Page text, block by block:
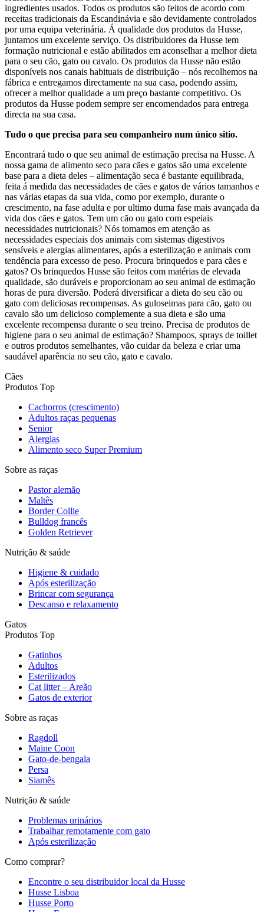
ingredientes usados. Todos os produtos são feitos de acordo com
receitas tradicionais da Escandinávia e são devidamente controlados
por uma equipa veterinária. Á qualidade dos produtos da Husse,
juntamos um excelente serviço. Os distribuidores da Husse tem
formação nutricional e estão abilitados em aconselhar a melhor dieta
para o seu cão, gato ou cavalo. Os produtos da Husse não estão
disponíveis nos canais habituais de distribuição – nós recolhemos na
fábrica e entregamos directamente na sua casa, podendo assim,
ofrecer a melhor qualidade a um preço bastante competitivo. Os
produtos da Husse podem sempre ser encomendados para entrega
directa na sua casa.
Tudo o que precisa para seu companheiro num único sitio.
Encontrará tudo o que seu animal de estimação precisa na Husse. A
nossa gama de alimento seco para cães e gatos são uma excelente
base para a dieta deles – alimentação seca é bastante equilibrada,
feita á medida das necessidades de cães e gatos de vários tamanhos e
nas várias etapas da sua vida, como por exemplo, durante o
crescimento, na fase adulta e por ultimo duma fase mais avançada da
vida dos cães e gatos. Tem um cão ou gato com espeiais
necessidades nutricionais? Nós tomamos em atenção as
necessidades especiais dos animais com sistemas digestivos
sensíveis e alergias alimentares, após a esterilização e animais com
tendência para excesso de peso. Procura brinquedos e para cães e
gatos? Os brinquedos Husse são feitos com matérias de elevada
qualidade, são duráveis e proporcionam ao seu animal de estimação
horas de pura diversão. Poderá diversificar a dieta do seu cão ou
gato com deliciosas recompensas. As guloseimas para cão, gato ou
cavalo são um delicioso complemente a sua dieta e são uma
excelente recompensa durante o seu treino. Precisa de produtos de
higiene para o seu animal de estimação? Shampoos, sprays de toillet
e outros produtos semelhantes, vão cuidar da beleza e criar uma
saudável aparência no seu cão, gato e cavalo.
Cães
Produtos Top
Cachorros (crescimento)
Adultos raças pequenas
Senior
Alergias
Alimento seco Super Premium
Sobre as raças
Pastor alemão
Maltês
Border Collie
Bulldog francês
Golden Retriever
Nutrição & saúde
Higiene & cuidado
Após esterilização
Brincar com segurança
Descanso e relaxamento
Gatos
Produtos Top
Gatinhos
Adultos
Esterilizados
Cat litter – Areão
Gatos de exterior
Sobre as raças
Ragdoll
Maine Coon
Gato-de-bengala
Persa
Siamês
Nutrição & saúde
Problemas urinários
Trabalhar remotamente com gato
Após esterilização
Como comprar?
Encontre o seu distribuidor local da Husse
Husse Lisboa
Husse Porto